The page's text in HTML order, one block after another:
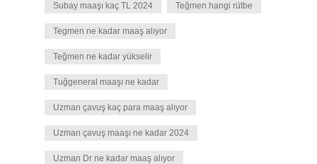
Subay maaşı kaç TL 2024 Teğmen hangi rütbe
Tegmen ne kadar maaş alıyor
Teğmen ne kadar yükselir
Tuğgeneral maaşı ne kadar
Uzman çavuş kaç para maaş alıyor
Uzman çavuş maaşı ne kadar 2024
Uzman Dr ne kadar maaş alıyor